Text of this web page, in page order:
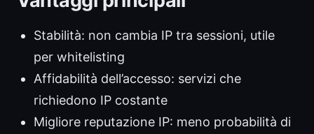
Stabilità: non cambia IP tra sessioni, utile
per whitelisting
Affidabilità dell’accesso: servizi che
richiedono IP costante
Migliore reputazione IP: meno probabilità di